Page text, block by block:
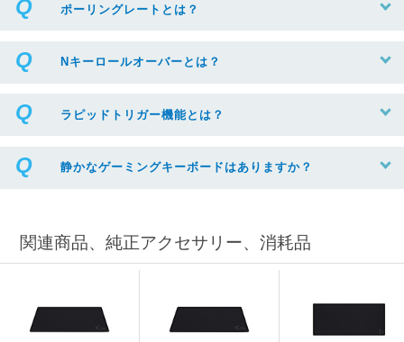
ポーリングレートとは？
Nキーロールオーバーとは？
ラピッドトリガー機能とは？
静かなゲーミングキーボードはありますか？
関連商品、純正アクセサリー、消耗品